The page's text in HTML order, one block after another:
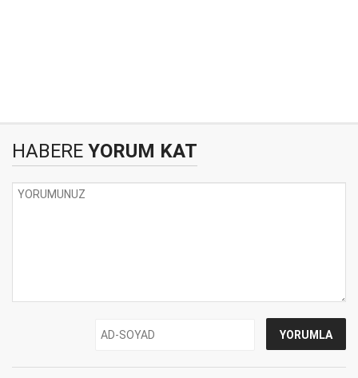
HABERE YORUM KAT